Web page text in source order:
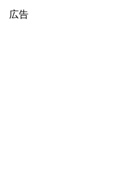
広告